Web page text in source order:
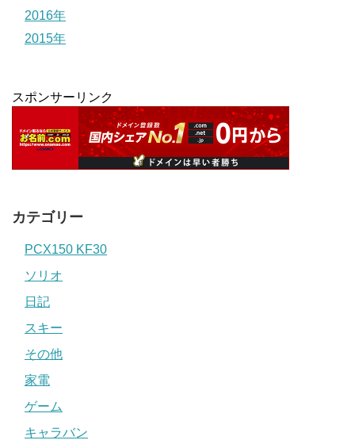
2016年
2015年
スポンサーリンク
カテゴリー
PCX150 KF30
ソリオ
日記
スキー
その他
家電
ゲーム
キャラバン